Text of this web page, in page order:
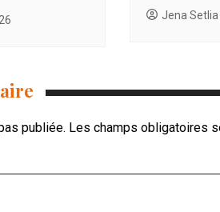
Jena Setlia
publiée. Les champs obligatoires